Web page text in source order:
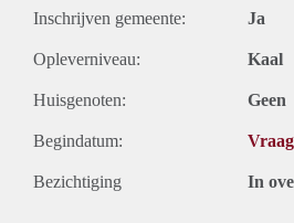
Inschrijven gemeente: Ja
Opleverniveau: Kaal
Huisgenoten: Geen
Begindatum:
Bezichtiging In